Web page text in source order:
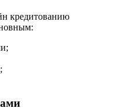
кредитованию